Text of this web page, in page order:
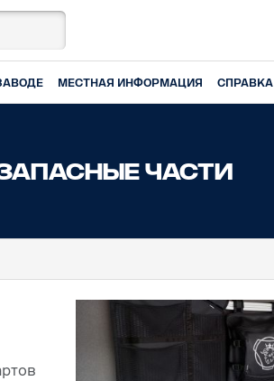
МЕСТНАЯ ИНФОРМАЦИЯ СПРАВКА
части